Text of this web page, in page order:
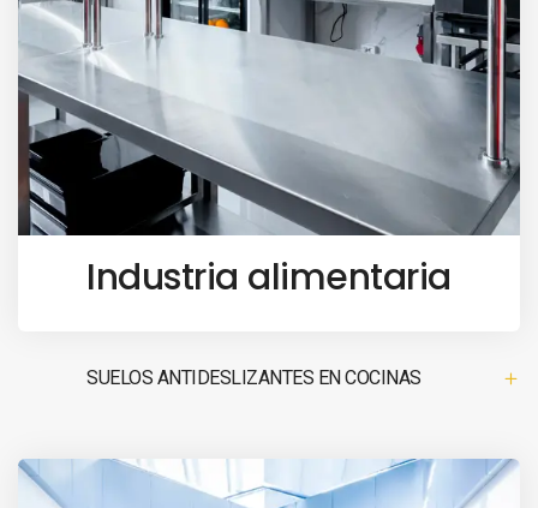
Industria alimentaria
SUELOS ANTIDESLIZANTES EN COCINAS